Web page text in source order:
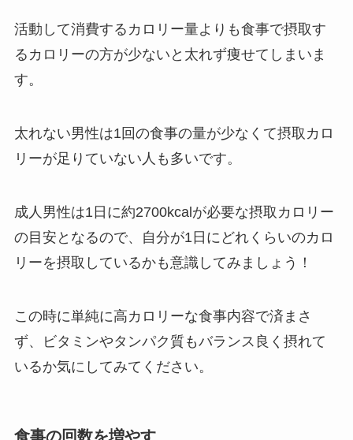
活動して消費するカロリー量よりも食事で摂取す
るカロリーの方が少ないと太れず痩せてしまいま
す。
太れない男性は1回の食事の量が少なくて摂取カロ
リーが足りていない人も多いです。
成人男性は1日に約2700kcalが必要な摂取カロリー
の目安となるので、自分が1日にどれくらいのカロ
リーを摂取しているかも意識してみましょう！
この時に単純に高カロリーな食事内容で済まさ
ず、ビタミンやタンパク質もバランス良く摂れて
いるか気にしてみてください。
食事の回数を増やす